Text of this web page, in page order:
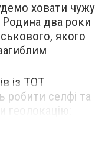
ховати чужу
два роки
якого
із ТОТ
робити селфі та